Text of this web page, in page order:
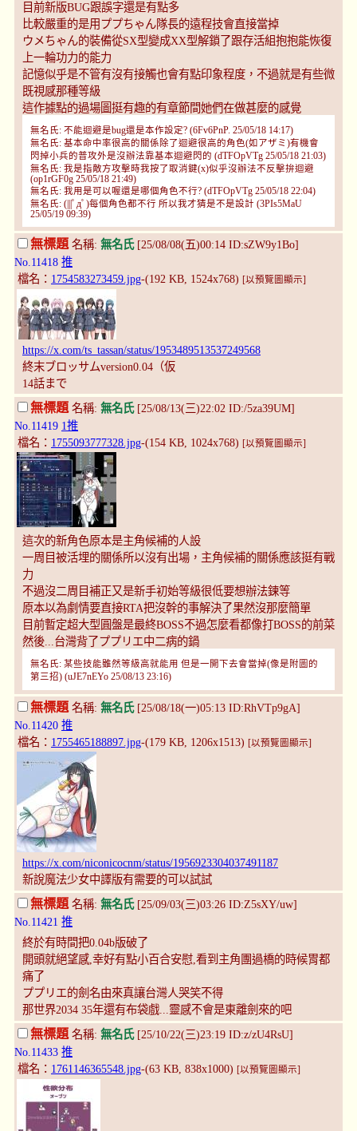
目前新版BUG跟誤字還是有點多
比較嚴重的是用ププちゃん隊長的遠程技會直接當掉
ウメちゃん的裝備從SX型變成XX型解鎖了跟存活組抱抱能恢復
上一輪功力的能力
記憶似乎是不管有沒有接觸也會有點印象程度，不過就是有些微
既視感那種等級
這作據點的過場圖挺有趣的有章節間她們在做甚麼的感覺
無名氏: 不能迴避是bug還是本作設定? (6Fv6PnP. 25/05/18 14:17)
無名氏: 基本命中率很高的關係除了迴避很高的角色(如アザミ)有機會
閃掉小兵的普攻外是沒辦法靠基本迴避閃的 (dTFOpVTg 25/05/18 21:03)
無名氏: 我是指敵方攻擊時我按了取消鍵(x)似乎沒辦法不反擊拚迴避
(op1rGF0g 25/05/18 21:49)
無名氏: 我用是可以喔還是哪個角色不行? (dTFOpVTg 25/05/18 22:04)
無名氏: (|||ﾟдﾟ)每個角色都不行 所以我才猜是不是設計 (3PIs5MaU
25/05/19 09:39)
無標題名稱: 無名氏[25/08/08(五)00:14 ID:sZW9y1Bo]
No.11418 推
檔名： 1754583273459.jpg-(192 KB, 1524x768) [以預覽圖顯示]
https://x.com/ts_tassan/status/1953489513537249568
終末ブロッサムversion0.04（仮
14話まで
無標題 名稱: 無名氏[25/08/13(三)22:02 ID:/5za39UM]
No.11419 1推
檔名： 1755093777328.jpg-(154 KB, 1024x768) [以預覽圖顯示]
這次的新角色原本是主角候補的人設
一周目被活埋的關係所以沒有出場，主角候補的關係應該挺有戰
力
不過沒二周目補正又是新手初始等級很低要想辦法鍊等
原本以為劇情要直接RTA把沒幹的事解決了果然沒那麼簡單
目前暫定超大型圓盤是最終BOSS不過怎麼看都像打BOSS的前菜
然後...台灣背了ププリエ中二病的鍋
無名氏: 某些技能雖然等級高就能用 但是一開下去會當掉(像是附圖的
第三招) (uJE7nEYo 25/08/13 23:16)
無標題 名稱: 無名氏[25/08/18(一)05:13 ID:RhVTp9gA]
No.11420 推
檔名： 1755465188897.jpg-(179 KB, 1206x1513) [以預覽圖顯示]
https://x.com/niconicocnm/status/1956923304037491187
新說魔法少女中譯版有需要的可以試試
無標題 名稱: 無名氏[25/09/03(三)03:26 ID:Z5sXY/uw]
No.11421 推
終於有時間把0.04b版破了
開頭就絕望感,幸好有點小百合安慰,看到主角團過橋的時候胃都
痛了
ププリエ的劍名由來真讓台灣人哭笑不得
那世界2034 35年還有布袋戲...靈感不會是東離劍來的吧
無標題名稱: 無名氏[25/10/22(三)23:19 ID:z/zU4RsU]
No.11433 推
檔名： 1761146365548.jpg-(63 KB, 838x1000) [以預覽圖顯示]